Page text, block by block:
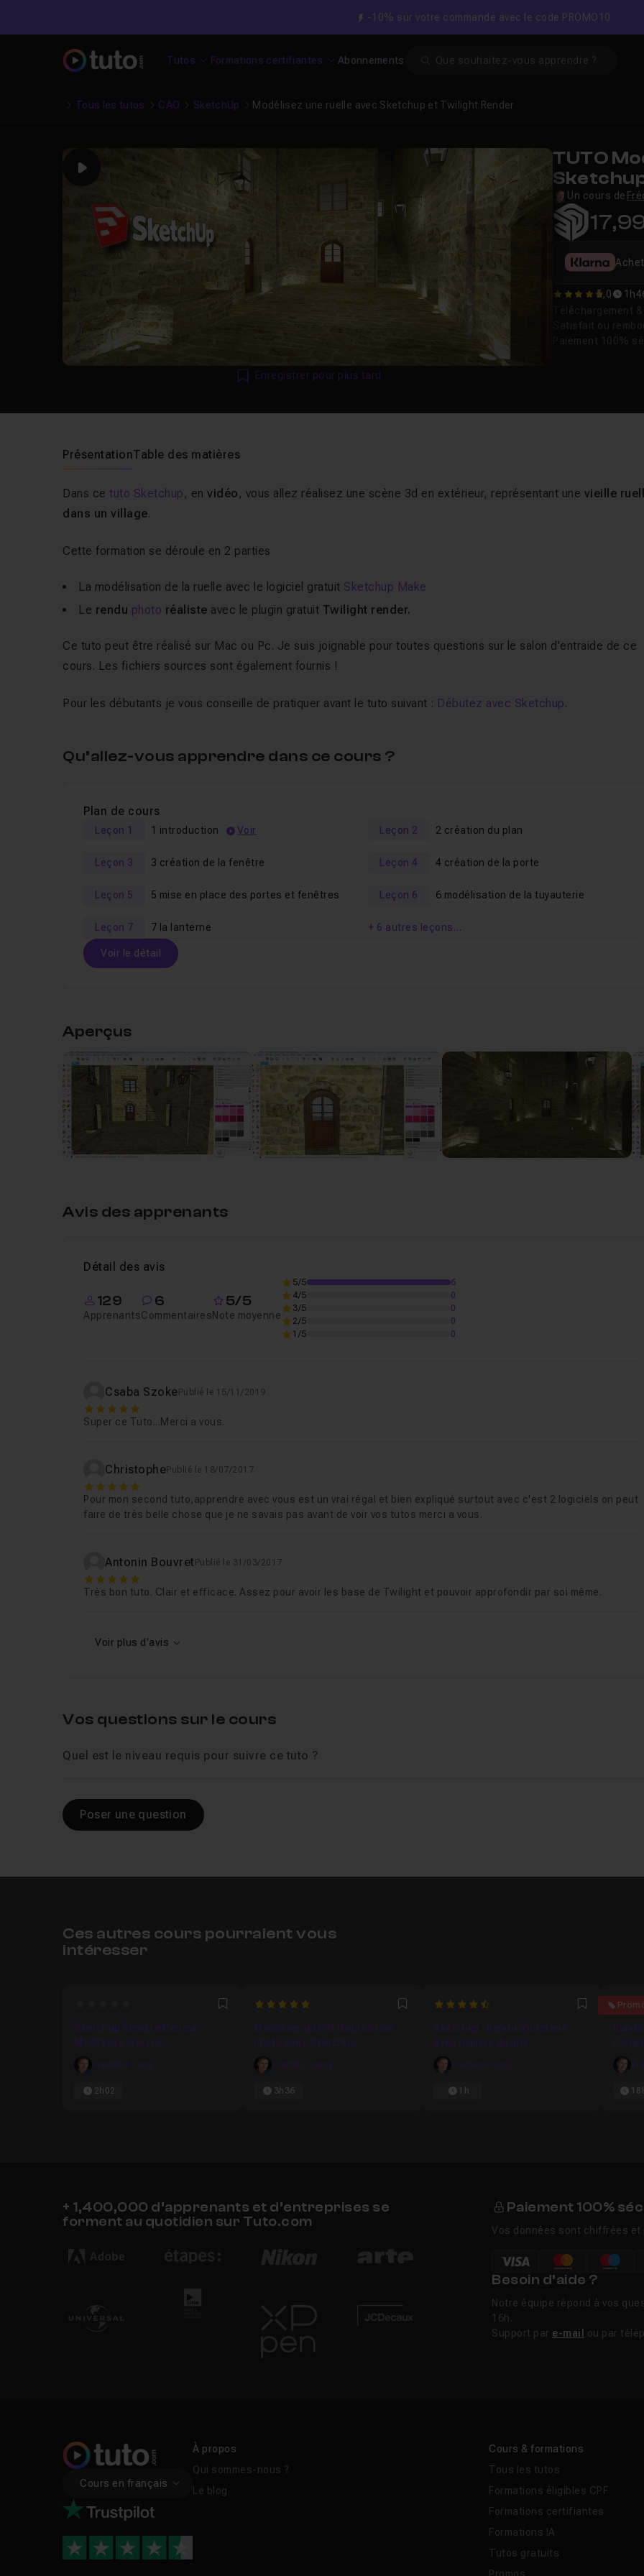
-10% sur votre commande avec le code PROMO10
Tutos Formations certifiantes Abonnements
Tous les tutos CAO SketchUp Modélisez une ruelle avec Sketchup et Twilight Render
Play
Enregistrer pour plus tard
TUTO
Un cours de
5 5,0
PrésentationTable des matières
Dans ce tuto Sketchup , envidéo , vous allez réalisez une scène 3d en extérieur, représentant une vieille
dans un village.
Cette formation se déroule en 2 parties
La modélisation de la ruelle avec le logiciel gratuit Sketchup Make
Le rendu photo réaliste avec le plugin gratuit Twilight render.
Ce tuto peut être réalisé sur Mac ou Pc. Je suis joignable pour toutes questions sur le salon d'entraide de ce
cours. Les fichiers sources sont également fournis !
Pour les débutants je vous conseille de pratiquer avant le tuto suivant : Débutez avec Sketchup.
Qu’allez-vous apprendre dans ce cours ?
Plan de cours
Leçon 1 1 introduction Voir Leçon 2 2 création du plan
Leçon 3 3 création de la fenêtre Leçon 4 4 création de la porte
Leçon 5 5 mise en place des portes et fenêtres Leçon 6 6 modélisation de la tuyauterie
Leçon 7 7 la lanterne + 6 autres leçons…
Voir le détail
Leçon 2 2 création du plan 04m19
3 création de la fenêtre
Leçon 6 6 modélisation de la tuyauterie
Leçon 8
10 paramétrage des textures
Leçon 11 11 création du lavoir et des spots au sol
Aperçus
Avis des apprenants
Détail des avis
129
Apprenants
6
Commentaires
5/5
Note moyenne
5/5
6
4/5
0
3/5
0
2/5
0
1/5
0
Csaba Szoke Publié le 15/11/2019
5
Super ce Tuto...Merci a vous.
ChristophePublié le 18/07/2017
5
Pour mon second tuto,apprendre avec vous est un vrai régal et bien expliqué surtout avec c'est 2 logiciels on peut
faire de très belle chose que je ne savais pas avant de voir vos tutos merci a vous.
Antonin Bouvret Publié le 31/03/2017
5
Très bon tuto. Clair et efficace. Assez pour avoir les base de Twilight et pouvoir approfondir par soi même.
Voir plus d'avis
Vos questions sur le cours
Quel est le niveau requis pour suivre ce tuto ?
Poser une question
Ces autres cours pourraient vous
intéresser
Favori
Sketchup Rendu extérieur :
Modélisez une rue
Frédéric Lamy
2h02
5 Favori
Modéliser un loft d'après une
photo avec SketchUp
Frédéric Lamy
3h36
4.5454545454545 Favori
Sketchup : Rendu d'intérieur
avec lumière du jour
Frédéric Lamy
1h
+ 1,400,000 d’apprenants et d’entreprises se
forment au quotidien sur Tuto.com
Paiement 100%
Vos données sont chiffrées
Besoin d’aide ?
Notre équipe répond à vos
16h.
Support par e-mail ou par
Cours en français
À propos
Qui sommes-nous ?
Le blog
Cours & formations
Tous les tutos
Formations éligibles CPF
Formations certifiantes
Formations IA
Tutos gratuits